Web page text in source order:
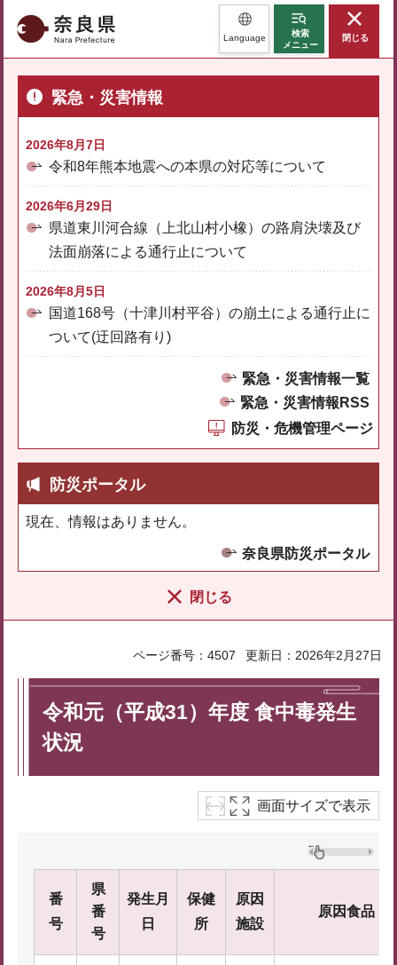
奈良県 Language
検索
メニュー
閉じる
緊急・災害情報
2026年8月7日
令和8年熊本地震への本県の対応等について
2026年6月29日
県道東川河合線（上北山村小橡）の路肩決壊及び
法面崩落による通行止について
2026年8月5日
国道168号（十津川村平谷）の崩土による通行止に
ついて(迂回路有り)
緊急・災害情報一覧
緊急・災害情報RSS
防災・危機管理ページ
防災ポータル
現在、情報はありません。
奈良県防災ポータル
閉じる
ページ番号：4507 更新日：2026年2月27日
令和元（平成31）年度 食中毒発生
状況
画面サイズで表示
番
号
県
番
号
発生月
日
保健
所
原因
施設
原因食品